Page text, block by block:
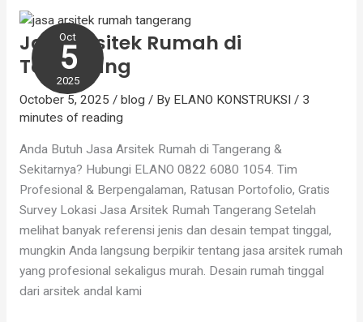
Oct
5
2025
Jasa Arsitek Rumah di
Tangerang
October 5, 2025 / blog / By ELANO KONSTRUKSI / 3
minutes of reading
Anda Butuh Jasa Arsitek Rumah di Tangerang &
Sekitarnya? Hubungi ELANO 0822 6080 1054. Tim
Profesional & Berpengalaman, Ratusan Portofolio, Gratis
Survey Lokasi Jasa Arsitek Rumah Tangerang Setelah
melihat banyak referensi jenis dan desain tempat tinggal,
mungkin Anda langsung berpikir tentang jasa arsitek rumah
yang profesional sekaligus murah. Desain rumah tinggal
dari arsitek andal kami
Arsitek
Rumah
di
Tangerang